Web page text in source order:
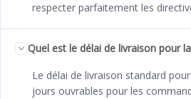
respecter parfaitement les
Quel est le délai de livraison pour
Le délai de livraison standard
jours ouvrables pour les